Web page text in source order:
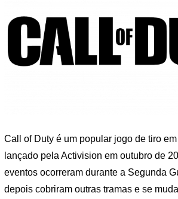
Call of Duty é um popular jogo de tiro
lançado pela Activision em outubro de
eventos ocorreram durante a Segunda
depois cobriram outras tramas e se